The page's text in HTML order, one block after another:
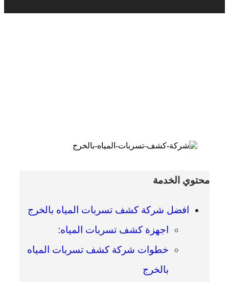
محتوي الخدمة
افضل شركة كشف تسربات المياه بالخرج
اجهزة كشف تسربات المياه:
خطوات شركة كشف تسربات المياه
بالخرج